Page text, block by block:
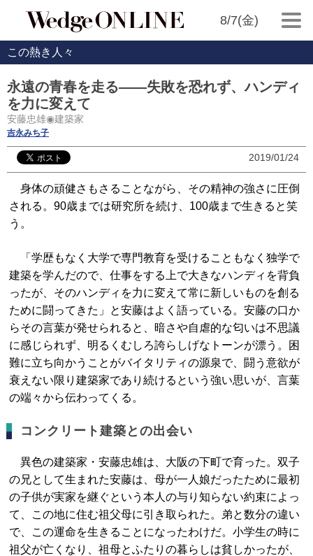
8/7(金)
この熱き人々
永遠の青春を走る――失敗を恐れず、ハンディ
を力に変えて
安藤忠雄◉建築家
吉永みち子
2019/01/24
身体の頑健さもさることながら、その精神の強さに圧倒
される。90歳までは研究所を続け、100歳まで生きると笑
う。
「学歴もなく大学で専門教育を受けることもなく独学で
建築を学んだので、仕事をする上で大きなハンディを背負
ったが、そのハンディを力に変えて常に新しいものを創る
ために闘ってきた」と安藤はよく語っている。安藤の口か
らその言葉が発せられると、暗さや自虐的な匂いは不思議
に感じられず、明るくむしろ誇らしげなトーンが漂う。困
難に立ち向かうことがバイタリティの源泉で、闘う意欲が
衰えない限り建築家であり続けるという強い思いが、言葉
の端々から伝わってくる。
コンクリート建築との出会い
異色の建築家・安藤忠雄は、大阪の下町で育った。双子
の兄として生まれた安藤は、母が一人娘だったために最初
の子供が実家を継ぐという本人の与り知らない約束によっ
て、この地に住む祖父母に引き取られた。弟と数分の違い
で、この運命を生きることになったわけだ。小学生の時に
祖父が亡くなり、祖母とふたりの暮らしは貧しかったが、